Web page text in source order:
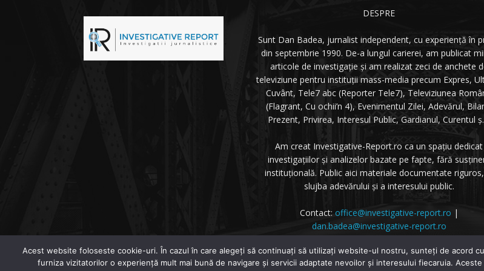
DESPRE
Sunt Dan Badea, jurnalist independent, cu experiență în
din septembrie 1990. De-a lungul carierei, am publicat
articole de investigație și am realizat zeci de anchete
televiziune pentru instituții mass-media precum Expres,
Cuvânt, Tele7 abc (Reporter Tele7), Televiziunea
(Flagrant, Cu ochii’n 4), Evenimentul Zilei, Adevărul,
Prezent, Privirea, Interesul Public, Gardianul, Curentul
Am creat Investigative-Report.ro ca un spațiu dedicat
investigațiilor și analizelor bazate pe fapte, fără
instituțională. Public aici materiale documentate
slujba adevărului și a interesului public.
Contact: office@investigative-report.ro |
dan.badea@investigative-report.ro
© 2025 Investigative-Report.ro. Toate drepturile
Acest website foloseste cookie-uri. În cazul în care alegeți să continuați să utilizați website-ul nostru, sunteți de acord
furniza vizitatorilor o experiență mult mai bună de navigare și servicii adaptate nevoilor și interesului fiecaruia.